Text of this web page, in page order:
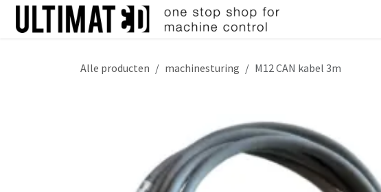
Overslaan naar inhoud
Alle producten machinesturing M12 CAN kabel 3m